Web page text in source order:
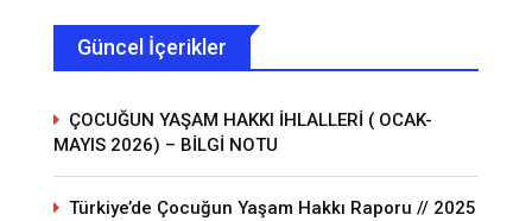
Güncel İçerikler
ÇOCUĞUN YAŞAM HAKKI İHLALLERİ ( OCAK-
MAYIS 2026) – BİLGİ NOTU
Türkiye’de Çocuğun Yaşam Hakkı Raporu // 2025